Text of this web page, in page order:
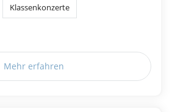
Klassenkonzerte
Mehr erfahren